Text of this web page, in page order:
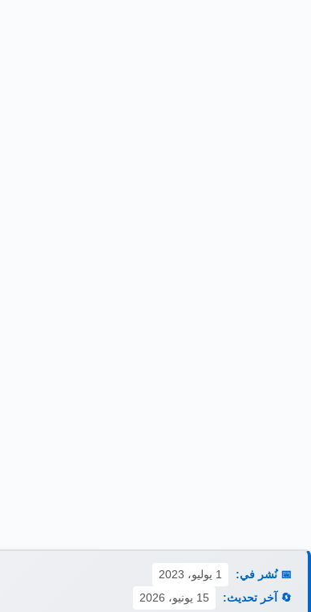
📅 نُشر في:
1 يوليو، 2023
🔄 آخر تحديث:
15 يونيو، 2026